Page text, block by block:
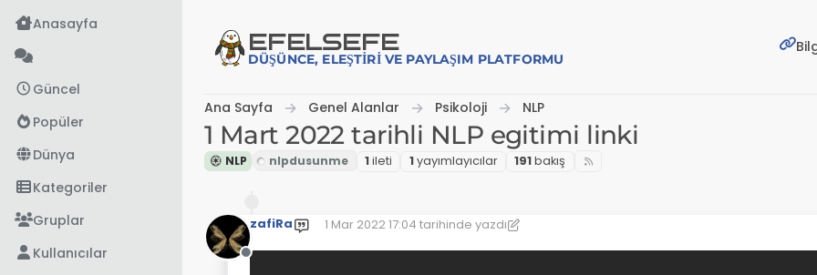
İçeriğe atla
Anasayfa
Güncel
Popüler
Dünya
Kategoriler
Gruplar
Kullanıcılar
EFELSEFE
DÜŞÜNCE, ELEŞTIRI VE PAYLAŞIM PLATFORMU
Ana Sayfa Genel Alanlar Psikoloji NLP
1 Mart 2022 tarihli NLP egitimi linki
NLP 1i̇leti 1yayımlayıcılar 191bakış
Çevrimdışı
zafiRa 1 Mar 2022 17:04 tarihinde yazdı
Son düzenleyen: zafiRa3 Oca 2022 17:08